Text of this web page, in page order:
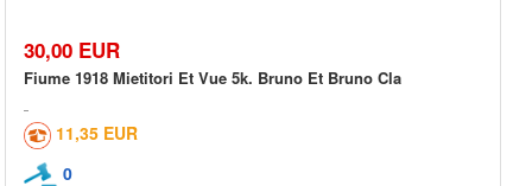
30,00 EUR
Fiume 1918 Mietitori Et Vue 5k. Bruno Et Bruno Cla
11,35 EUR
0